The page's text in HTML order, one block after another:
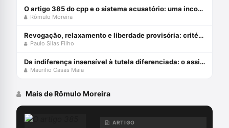
O artigo 385 do cpp e o sistema acusatório: uma incompatiblidade com a constituição federal
Rômulo Moreira
Revogação, relaxamento e liberdade provisória: critérios de diferenciação das medidas que afastam a prisão cautelar
Paulo Silas Filho
Da indiferença insensível à tutela diferenciada: o assistido defensorial e o cumprimento de sentença – esperanças da cidadania no ncpc
Maurilio Casas Maia
Mais de Rômulo Moreira
ARTIGO